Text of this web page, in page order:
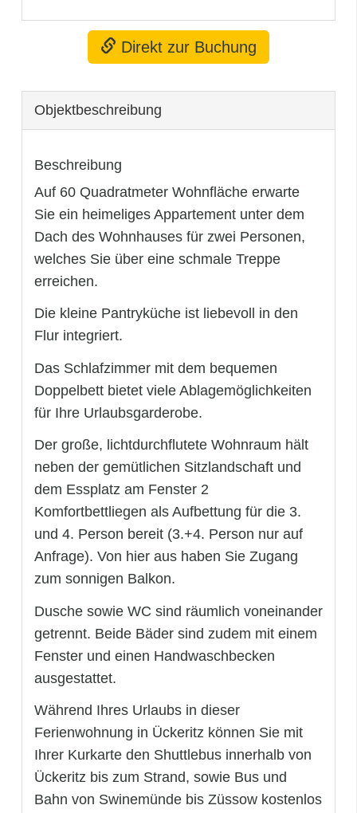
Direkt zur Buchung
Objekt­beschreibung
Beschreibung
Auf 60 Quadratmeter Wohnfläche erwarte
Sie ein heimeliges Appartement unter dem
Dach des Wohnhauses für zwei Personen,
welches Sie über eine schmale Treppe
erreichen.
Die kleine Pantryküche ist liebevoll in den
Flur integriert.
Das Schlafzimmer mit dem bequemen
Doppelbett bietet viele Ablagemöglichkeiten
für Ihre Urlaubsgarderobe.
Der große, lichtdurchflutete Wohnraum hält
neben der gemütlichen Sitzlandschaft und
dem Essplatz am Fenster 2
Komfortbettliegen als Aufbettung für die 3.
und 4. Person bereit (3.+4. Person nur auf
Anfrage). Von hier aus haben Sie Zugang
zum sonnigen Balkon.
Dusche sowie WC sind räumlich voneinander
getrennt. Beide Bäder sind zudem mit einem
Fenster und einen Handwaschbecken
ausgestattet.
Während Ihres Urlaubs in dieser
Ferienwohnung in Ückeritz können Sie mit
Ihrer Kurkarte den Shuttlebus innerhalb von
Ückeritz bis zum Strand, sowie Bus und
Bahn von Swinemünde bis Züssow kostenlos